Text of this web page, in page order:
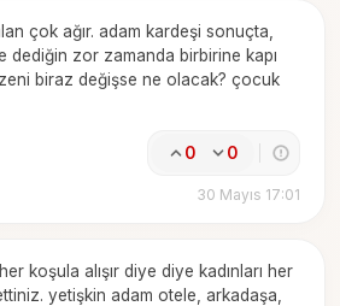
çok ağır. adam kardeşi sonuçta,
dediğin zor zamanda birbirine kapı
biraz değişse ne olacak? çocuk
0 0
30 Mayıs 17:01
koşula alışır diye diye kadınları her
yetişkin adam otele, arkadaşa,